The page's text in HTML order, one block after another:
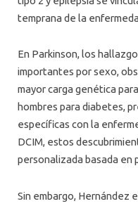
temprana de la
En Parkinson, los
importantes por sexo,
mayor carga genética
hombres para diabetes,
específicas con la
DCIM, estos
personalizada basada en
Sin embargo, Hernández